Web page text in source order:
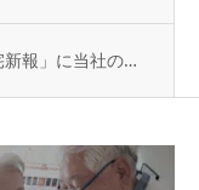
「住宅新報」に当社の取り組みが掲載されました（2026年3月24日号）